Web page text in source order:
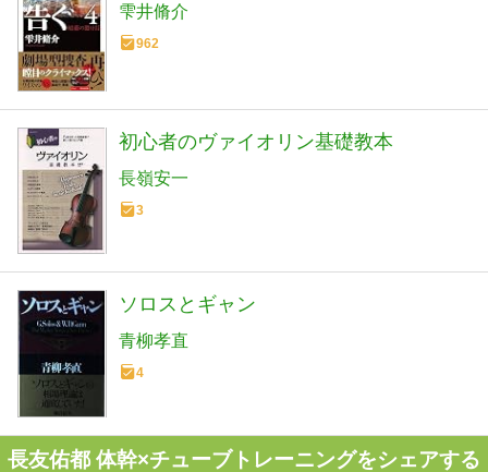
雫井脩介
962
初心者のヴァイオリン基礎教本
長嶺安一
3
ソロスとギャン
青柳孝直
4
長友佑都 体幹×チューブトレーニングをシェアする